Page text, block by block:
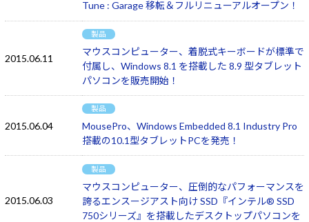
Tune : Garage 移転＆フルリニューアルオープン！
2015.06.11
製品
マウスコンピューター、着脱式キーボードが標準で
付属し、Windows 8.1 を搭載した 8.9 型タブレット
パソコンを販売開始！
2015.06.04
製品
MousePro、Windows Embedded 8.1 Industry Pro
搭載の10.1型タブレットPCを発売！
2015.06.03
製品
マウスコンピューター、圧倒的なパフォーマンスを
誇るエンスージアスト向け SSD『インテル® SSD
750シリーズ』を搭載したデスクトップパソコンを